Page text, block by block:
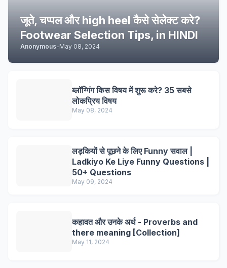
जूते, चप्पल और high heel कैसे सेलेक्ट करे?
Footwear Selection Tips, in HINDI
Anonymous-May 08, 2024
ब्लॉग्गिंग किस विषय में शुरू करे? 35 सबसे
लोकप्रिय विषय
May 08, 2024
लड़कियों से पूछने के लिए Funny सवाल |
Ladkiyo Ke Liye Funny Questions |
50+ Questions
May 09, 2024
कहावत और उनके अर्थ - Proverbs and
there meaning [Collection]
May 11, 2024